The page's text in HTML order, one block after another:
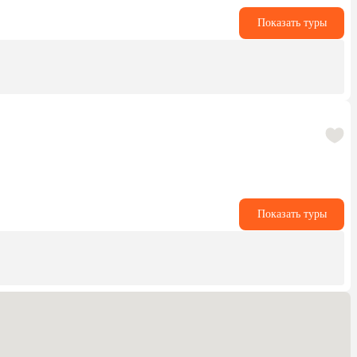
Показать туры
Показать туры